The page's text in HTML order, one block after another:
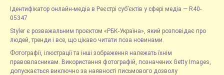
Ідентифікатор онлайн-медіа в Реєстрі суб’єктів у сфері медіа — R40-
05347
Styler є розважальним проєктом «РБК-Україна», який розповідає про
людей, тренди і все, що цікаво читати поза новинами.
Фотографії, ілюстрації та інші зображення належать їхнім
правовласникам. Використання фотографій, позначених Getty Images,
допускається виключно за наявності письмового дозволу